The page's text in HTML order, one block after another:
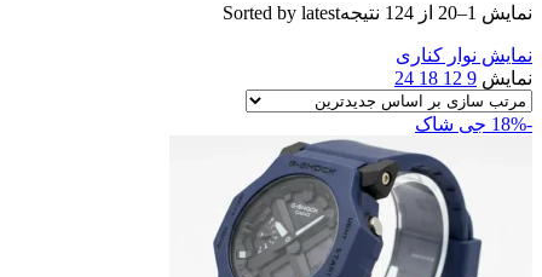
نمایش 1–20 از 124 نتیجه Sorted by latest
نمایش نوار کناری
نمایش 9
12
18
24
-18% جی شاک